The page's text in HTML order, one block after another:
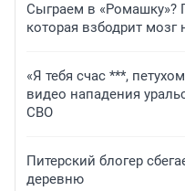
Сыграем в «Ромашку»?
которая взбодрит мозг
«Я тебя счас ***,
видео нападения
СВО
Питерский блогер
деревню